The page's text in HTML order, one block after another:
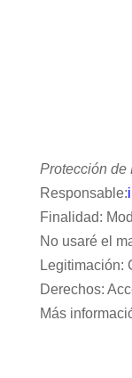
Protección de
Responsable:
Finalidad:
No usaré el
Legitimación:
Derechos:
Más